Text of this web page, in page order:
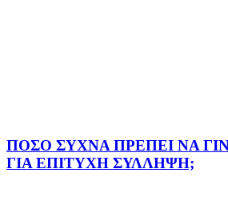
ΠΟΣΟ ΣΥΧΝΑ ΠΡΕΠΕΙ ΝΑ
ΓΙΑ ΕΠΙΤΥΧΗ ΣΥΛΛΗΨΗ;